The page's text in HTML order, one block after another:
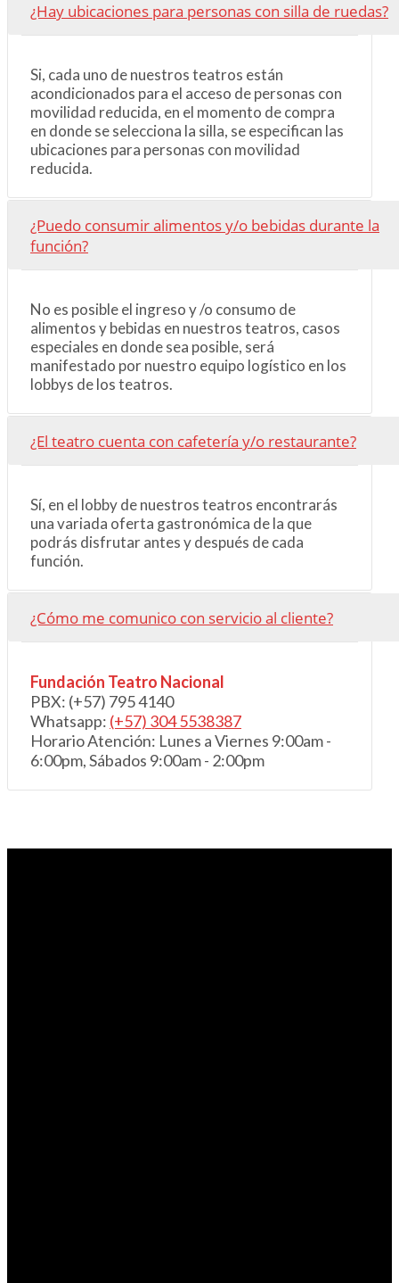
¿Hay ubicaciones para personas con silla de ruedas?
Si, cada uno de nuestros teatros están
acondicionados para el acceso de personas con
movilidad reducida, en el momento de compra
en donde se selecciona la silla, se especifican las
ubicaciones para personas con movilidad
reducida.
¿Puedo consumir alimentos y/o bebidas durante la
función?
No es posible el ingreso y /o consumo de
alimentos y bebidas en nuestros teatros, casos
especiales en donde sea posible, será
manifestado por nuestro equipo logístico en los
lobbys de los teatros.
¿El teatro cuenta con cafetería y/o restaurante?
Sí, en el lobby de nuestros teatros encontrarás
una variada oferta gastronómica de la que
podrás disfrutar antes y después de cada
función.
¿Cómo me comunico con servicio al cliente?
Fundación Teatro Nacional
PBX: (+57) 795 4140
Whatsapp: (+57) 304 5538387
Horario Atención: Lunes a Viernes 9:00am -
6:00pm, Sábados 9:00am - 2:00pm